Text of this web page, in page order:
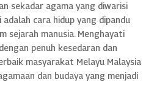
sekadar agama yang diwarisi
cara hidup yang dipandu
sejarah manusia. Menghayati
penuh kesedaran dan
masyarakat Melayu Malaysia
dan budaya yang menjadi